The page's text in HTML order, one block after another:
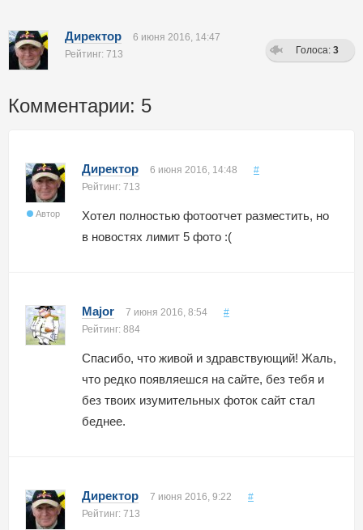
Голоса: 3
Директор
6 июня 2016, 14:47
Рейтинг: 713
Комментарии: 5
Автор
Директор 6 июня 2016, 14:48
#
Рейтинг: 713
Хотел полностью фотоотчет разместить, но
в новостях лимит 5 фото :(
Major 7 июня 2016, 8:54
#
Рейтинг: 884
Спасибо, что живой и здравствующий! Жаль,
что редко появляешся на сайте, без тебя и
без твоих изумительных фоток сайт стал
беднее.
Директор 7 июня 2016, 9:22
#
Рейтинг: 713